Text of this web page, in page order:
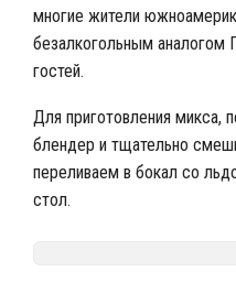
многие жители
безалкогольным аналогом
гостей.
Для приготовления
блендер и тщательно
переливаем в бокал со
стол.